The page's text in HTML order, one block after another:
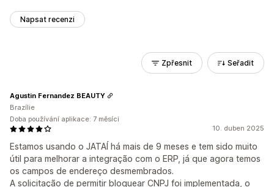
Napsat recenzi
Zpřesnit Seřadit
10. duben 2025
Estamos usando o JATAÍ há mais de 9 meses e tem sido muito
útil para melhorar a integração com o ERP, já que agora temos
os campos de endereço desmembrados.
A solicitação de permitir bloquear CNPJ foi implementada, o
Agustin Fernandez BEAUTY
Brazílie
Doba používání aplikace: 7 měsíci